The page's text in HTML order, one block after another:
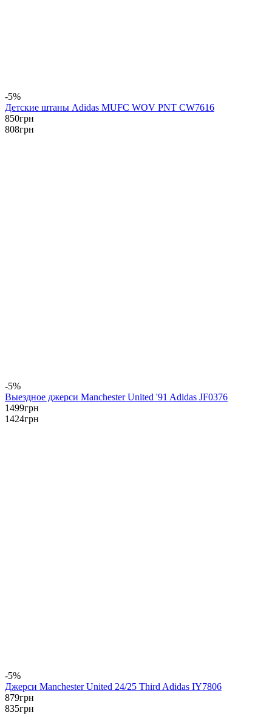
-5%
Детские штаны Adidas MUFC WOV PNT CW7616
850грн
808грн
-5%
Выездное джерси Manchester United '91 Adidas JF0376
1499грн
1424грн
-5%
Джерси Manchester United 24/25 Third Adidas IY7806
879грн
835грн